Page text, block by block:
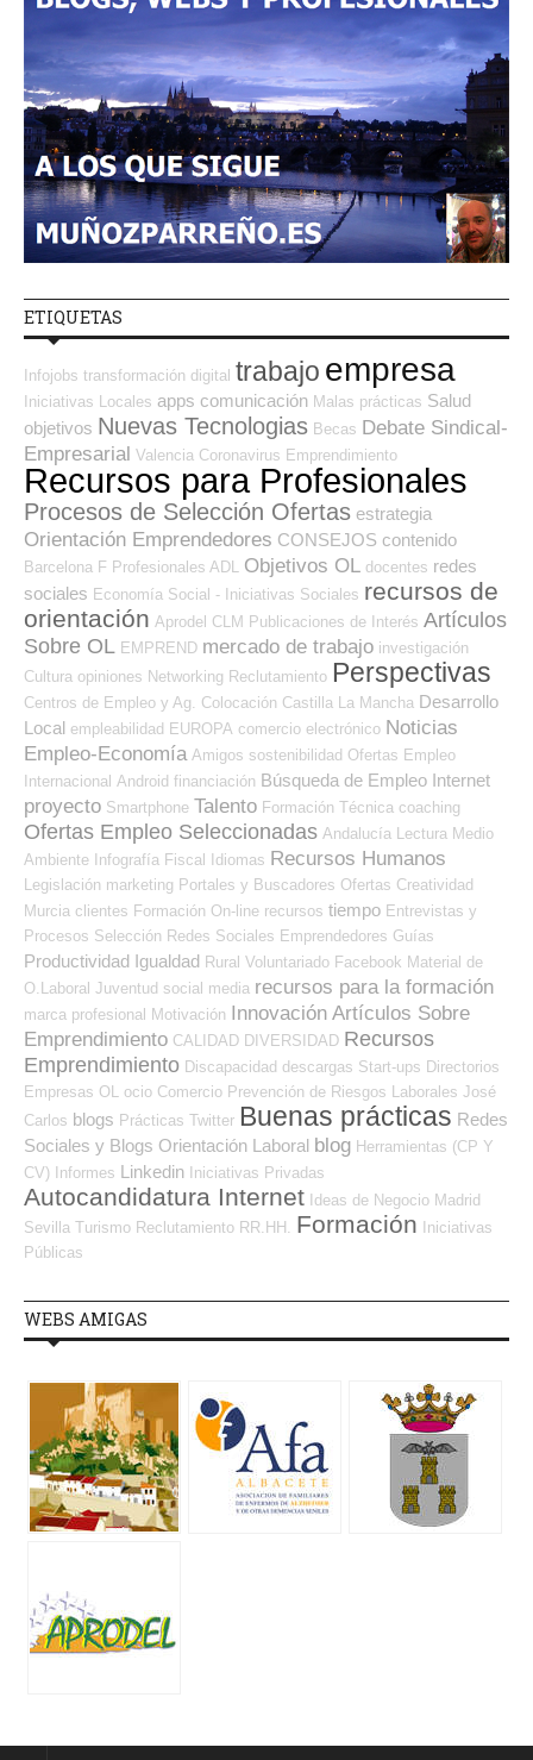
ETIQUETAS
Infojobs transformación digital trabajo empresa
Iniciativas Locales apps comunicación Malas prácticas Salud
objetivos Nuevas Tecnologias Becas Debate Sindical-
Empresarial Valencia Coronavirus Emprendimiento
Recursos para Profesionales
Procesos de Selección Ofertas estrategia
Orientación Emprendedores CONSEJOS contenido
Barcelona F Profesionales ADL Objetivos OL docentes redes
sociales Economía Social - Iniciativas Sociales recursos de
orientación Aprodel CLM Publicaciones de Interés Artículos
Sobre OL EMPREND mercado de trabajo investigación
Cultura opiniones Networking Reclutamiento Perspectivas
Centros de Empleo y Ag. Colocación Castilla La Mancha Desarrollo
Local empleabilidad EUROPA comercio electrónico Noticias
Empleo-Economía Amigos sostenibilidad Ofertas Empleo
Internacional Android financiación Búsqueda de Empleo Internet
proyecto Smartphone Talento Formación Técnica coaching
Ofertas Empleo Seleccionadas Andalucía Lectura Medio
Ambiente Infografía Fiscal Idiomas Recursos Humanos
Legislación marketing Portales y Buscadores Ofertas Creatividad
Murcia clientes Formación On-line recursos tiempo Entrevistas y
Procesos Selección Redes Sociales Emprendedores Guías
Productividad Igualdad Rural Voluntariado Facebook Material de
O.Laboral Juventud social media recursos para la formación
marca profesional Motivación Innovación Artículos Sobre
Emprendimiento CALIDAD DIVERSIDAD Recursos
Emprendimiento Discapacidad descargas Start-ups Directorios
Empresas OL
ocio Comercio Prevención de Riesgos Laborales José
Carlos blogs Prácticas Twitter Buenas prácticas Redes
Sociales y Blogs Orientación Laboral blog Herramientas (CP Y
CV) Informes Linkedin Iniciativas Privadas
Autocandidatura Internet Ideas de Negocio Madrid
Sevilla Turismo Reclutamiento RR.HH. Formación Iniciativas
Públicas
WEBS AMIGAS